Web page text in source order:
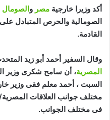
أكد وزيرا خارجية مصر و الصومال
الصومالية والحرص المتبادل على
القادمة.
وقال السفير أحمد أبو زيد
المصرية، أن سامح شكرى وزير
السبت ، أحمد معلم فقى وزير
مختلف جوانب العلاقات المصرية/
فى مختلف الجوانب.